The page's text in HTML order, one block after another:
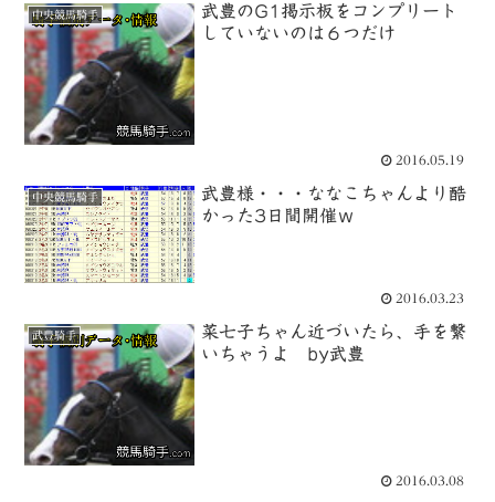
中央競馬騎手
武豊のG1掲示板をコンプリート
していないのは６つだけ
2016.05.19
中央競馬騎手
武豊様・・・ななこちゃんより酷
かった3日間開催ｗ
2016.03.23
武豊騎手
菜七子ちゃん近づいたら、手を繋
いちゃうよ by武豊
2016.03.08